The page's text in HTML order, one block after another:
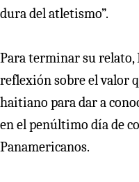
dura del atletismo”.
Para terminar su
reflexión sobre el valor
haitiano para dar a
en el penúltimo día de
Panamericanos.